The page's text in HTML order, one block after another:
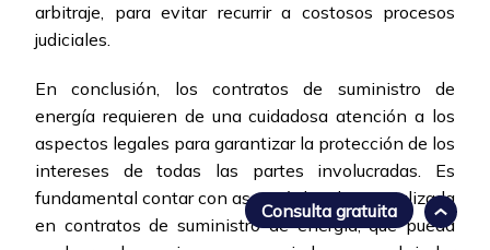
arbitraje, para evitar recurrir a costosos procesos
judiciales.
En conclusión, los contratos de suministro de
energía requieren de una cuidadosa atención a los
aspectos legales para garantizar la protección de los
intereses de todas las partes involucradas. Es
fundamental contar con asesoría legal especializada
en contratos de suministro de energía, que pueda
Consulta gratuita